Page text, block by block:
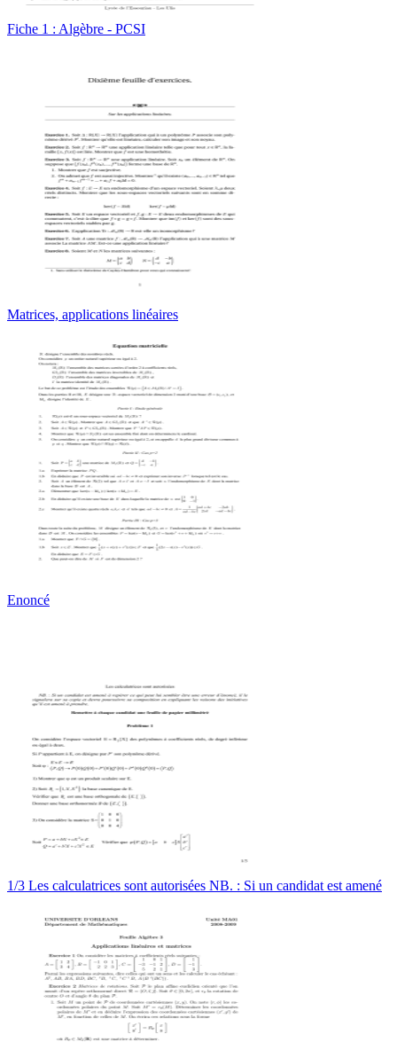
Fiche 1 : Algèbre - PCSI
Matrices, applications linéaires
Enoncé
1/3 Les calculatrices sont autorisées NB. : Si un candidat est amené